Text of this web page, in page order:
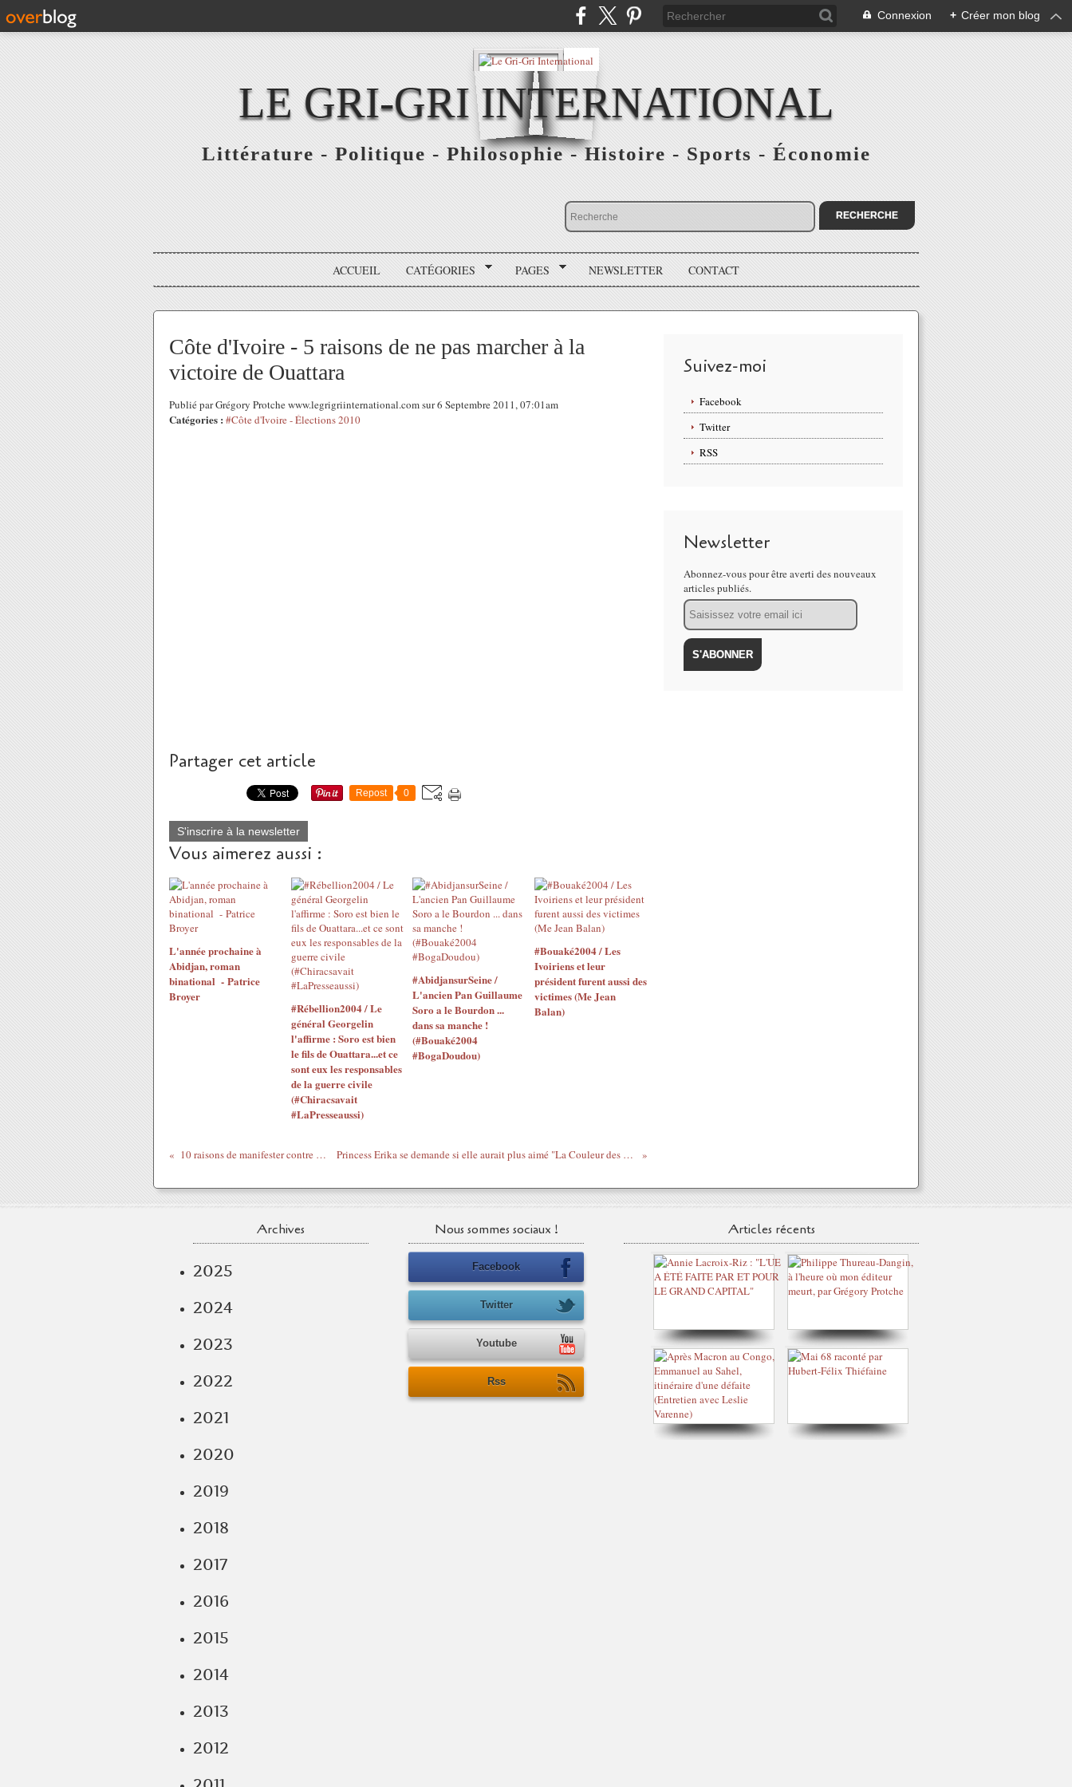
Connexion + Créer mon blog
LE GRI-GRI INTERNATIONAL
Littérature - Politique - Philosophie - Histoire - Sports - Économie
ACCUEIL CATÉGORIES PAGES NEWSLETTER CONTACT
Côte d'Ivoire - 5 raisons de ne pas marcher à la
victoire de Ouattara
Publié par Grégory Protche www.legrigriinternational.com sur 6 Septembre 2011, 07:01am
Catégories : #Côte d'Ivoire - Élections 2010
Partager cet article
Repost 0
S'inscrire à la newsletter
Vous aimerez aussi :
L'année prochaine à
Abidjan, roman
binational - Patrice
Broyer
#Rébellion2004 / Le
général Georgelin
l'affirme : Soro est bien
le fils de Ouattara...et ce
sont eux les responsables
de la guerre civile
(#Chiracsavait
#LaPresseaussi)
#AbidjansurSeine /
L'ancien Pan Guillaume
Soro a le Bourdon ...
dans sa manche !
(#Bouaké2004
#BogaDoudou)
#Bouaké2004 / Les
Ivoiriens et leur
président furent aussi des
victimes (Me Jean
Balan)
10 raisons de manifester contre l'intervention de l'OTAN en Libye, par Michel Collon Princess Erika se demande si elle aurait plus aimé "La Couleur des sentiments", s'il avait été écrit par Zora, Alice ou Toni ou Maya ou Terry, plutôt que par Kathryn Stockett
Suivez-moi
Facebook
Twitter
RSS
Newsletter
Abonnez-vous pour être averti des nouveaux
articles publiés.
Email
Archives
2025
2024
2023
2022
2021
2020
2019
2018
2017
2016
2015
2014
2013
2012
Nous sommes sociaux !
Facebook
Twitter
Youtube
Rss
Articles récents